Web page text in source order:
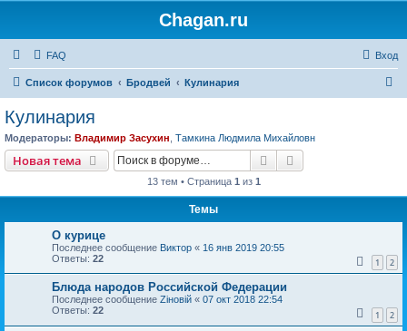
Chagan.ru
FAQ Вход
Список форумов Бродвей Кулинария
Кулинария
Модераторы: Владимир Засухин Тамкина Людмила Михайловн
Новая тема Поиск
13 тем • Страница 1 из 1
Темы
О курице
Последнее сообщение Виктор « 16 янв 2019 20:55
Ответы: 22 1 2
Блюда народов Российской Федерации
Последнее сообщение Zіновій « 07 окт 2018 22:54
Ответы: 22 1 2